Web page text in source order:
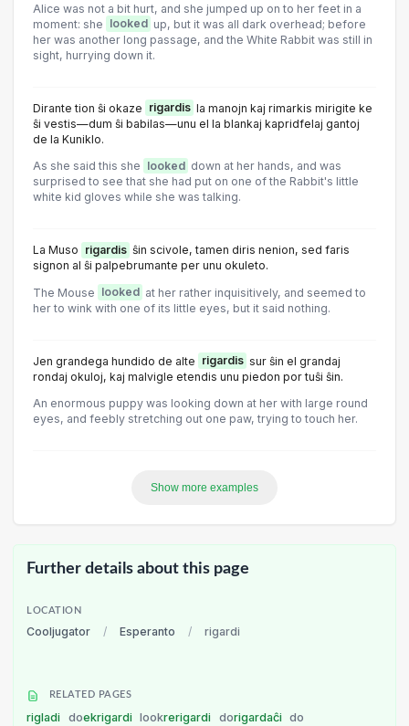
Alice was not a bit hurt, and she jumped up on to her feet in a
moment: she looked up, but it was all dark overhead; before
her was another long passage, and the White Rabbit was still in
sight, hurrying down it.
Dirante tion ŝi okaze rigardis la manojn kaj rimarkis mirigite ke
ŝi vestis—dum ŝi babilas—unu el la blankaj kapridfelaj gantoj
de la Kuniklo.
As she said this she looked down at her hands, and was
surprised to see that she had put on one of the Rabbit's little
white kid gloves while she was talking.
La Muso rigardis ŝin scivole, tamen diris nenion, sed faris
signon al ŝi palpebrumante per unu okuleto.
The Mouse looked at her rather inquisitively, and seemed to
her to wink with one of its little eyes, but it said nothing.
Jen grandega hundido de alte rigardis sur ŝin el grandaj
rondaj okuloj, kaj malvigle etendis unu piedon por tuŝi ŝin.
An enormous puppy was looking down at her with large round
eyes, and feebly stretching out one paw, trying to touch her.
Show more examples
Further details about this page
LOCATION
Cooljugator / Esperanto / rigardi
RELATED PAGES
rigladi doekrigardi lookrerigardi dorigardaĉi
do